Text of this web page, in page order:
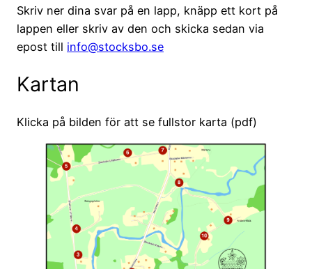
Skriv ner dina svar på en lapp, knäpp ett kort på
lappen eller skriv av den och skicka sedan via
epost till info@stocksbo.se
Kartan
Klicka på bilden för att se fullstor karta (pdf)